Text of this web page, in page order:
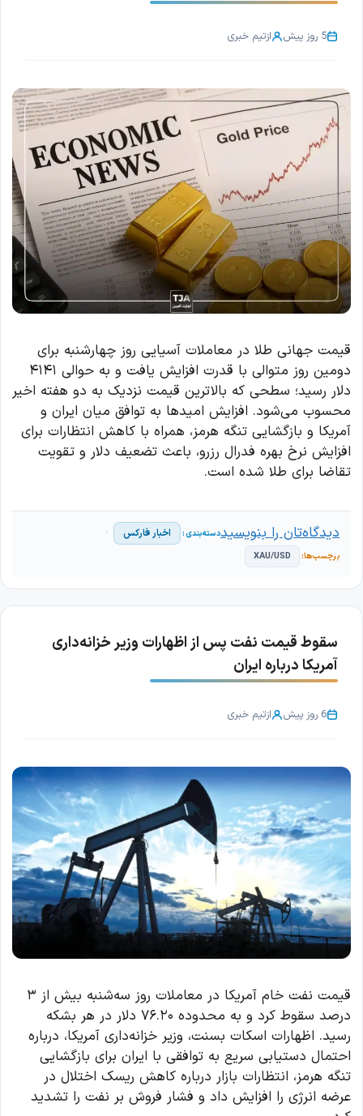
5 روز پیش ازتیم خبری
قیمت جهانی طلا در معاملات آسیایی روز چهارشنبه برای
دومین روز متوالی با قدرت افزایش یافت و به حوالی ۴۱۴۱
دلار رسید؛ سطحی که بالاترین قیمت نزدیک به دو هفته اخیر
محسوب می‌شود. افزایش امیدها به توافق میان ایران و
آمریکا و بازگشایی تنگه هرمز، همراه با کاهش انتظارات برای
افزایش نرخ بهره فدرال رزرو، باعث تضعیف دلار و تقویت
تقاضا برای طلا شده است.
اخبار فارکس
XAU/USD
دیدگاه‌تان را بنویسید
سقوط قیمت نفت پس از اظهارات وزیر خزانه‌داری
آمریکا درباره ایران
6 روز پیش ازتیم خبری
قیمت نفت خام آمریکا در معاملات روز سه‌شنبه بیش از ۳
درصد سقوط کرد و به محدوده ۷۶.۲۰ دلار در هر بشکه
رسید. اظهارات اسکات بسنت، وزیر خزانه‌داری آمریکا، درباره
احتمال دستیابی سریع به توافقی با ایران برای بازگشایی
تنگه هرمز، انتظارات بازار درباره کاهش ریسک اختلال در
عرضه انرژی را افزایش داد و فشار فروش بر نفت را تشدید